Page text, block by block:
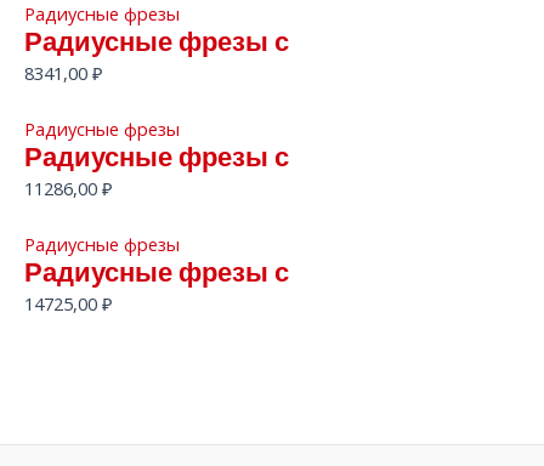
Радиусные фрезы
Радиусные фрезы с
8341,00 ₽
Радиусные фрезы
Радиусные фрезы с
11286,00 ₽
Радиусные фрезы
Радиусные фрезы с
14725,00 ₽